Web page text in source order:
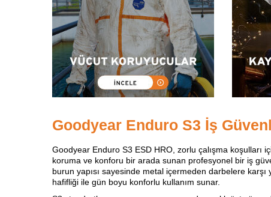
Goodyear Enduro S3 İş
Goodyear Enduro S3 ESD HRO, zorlu çalışma koşulları
koruma ve konforu bir arada sunan profesyonel bir iş
burun yapısı sayesinde metal içermeden darbelere
hafifliği ile gün boyu konforlu kullanım sunar.